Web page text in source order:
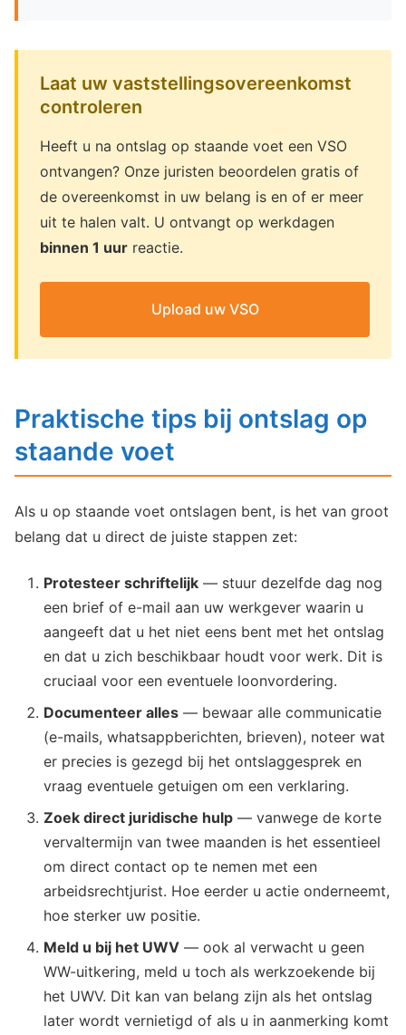
Laat uw vaststellingsovereenkomst
controleren
Heeft u na ontslag op staande voet een VSO
ontvangen? Onze juristen beoordelen gratis of
de overeenkomst in uw belang is en of er meer
uit te halen valt. U ontvangt op werkdagen
binnen 1 uur reactie.
Upload uw VSO
Praktische tips bij ontslag op
staande voet
Als u op staande voet ontslagen bent, is het van groot
belang dat u direct de juiste stappen zet:
Protesteer schriftelijk — stuur dezelfde dag nog
een brief of e-mail aan uw werkgever waarin u
aangeeft dat u het niet eens bent met het ontslag
en dat u zich beschikbaar houdt voor werk. Dit is
cruciaal voor een eventuele loonvordering.
Documenteer alles — bewaar alle communicatie
(e-mails, whatsappberichten, brieven), noteer wat
er precies is gezegd bij het ontslaggesprek en
vraag eventuele getuigen om een verklaring.
Zoek direct juridische hulp — vanwege de korte
vervaltermijn van twee maanden is het essentieel
om direct contact op te nemen met een
arbeidsrechtjurist. Hoe eerder u actie onderneemt,
hoe sterker uw positie.
Meld u bij het UWV — ook al verwacht u geen
WW-uitkering, meld u toch als werkzoekende bij
het UWV. Dit kan van belang zijn als het ontslag
later wordt vernietigd of als u in aanmerking komt